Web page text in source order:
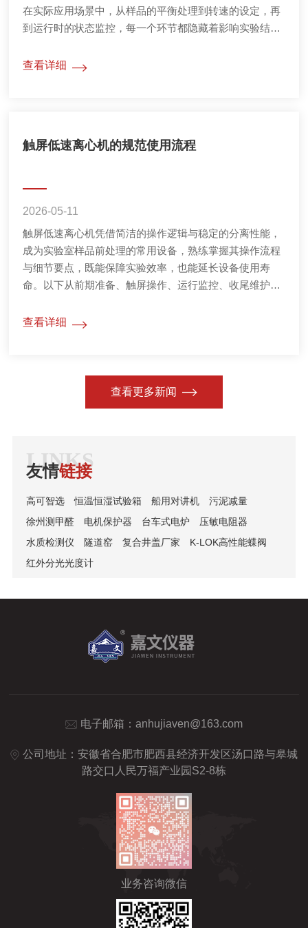
在实际应用场景中，从样品的平衡处理到转速的设定，再
到运行时的状态监控，每一个环节都隐藏着影响实验结果
延长仪器的使用寿命，我们需要深入理解其背后的操作逻
查看详细
触屏低速离心机的规范使用流程
2026-05-11
触屏低速离心机凭借简洁的操作逻辑与稳定的分离性能，
成为实验室样品前处理的常用设备，熟练掌握其操作流程
与细节要点，既能保障实验效率，也能延长设备使用寿
命。以下从前期准备、触屏操作、运行监控、收尾维护及
分准备，是设备平稳运行与实验安全的基础，需从环境、
共振。2.电源连接要选用独立接...
查看详细
查看更多新闻
LINKS
友情链接
高可智选 恒温恒湿试验箱 船用对讲机
污泥减量
徐州测甲醛
电机保护器 台车式电炉
压敏电阻器
水质检测仪
隧道窑 复合井盖厂家
K-LOK高性能蝶阀
红外分光光度计
电子邮箱： anhujiaven@163.com
公司地址：安徽省合肥市肥西县经济开发区汤口路与皋城
路交口人民万福产业园S2-8栋
业务咨询微信